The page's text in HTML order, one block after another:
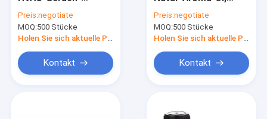
1.2kg
Preis:negotiate
MOQ:500 Stücke
Holen Sie sich aktuelle Preis
Kontakt
ätherische Öle 0.5L
Preis:negotiate
MOQ:500 Stücke
Holen Sie sich aktuelle Preis
Kontakt